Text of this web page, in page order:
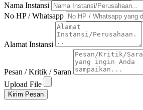
Nama Instansi
No HP / Whatsapp
Alamat Instansi
Pesan / Kritik / Saran
Upload File
Kirim Pesan